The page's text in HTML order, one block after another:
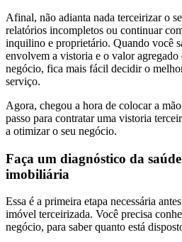
Afinal, não adianta nada terceirizar o
relatórios incompletos ou continuar
inquilino e proprietário. Quando você
envolvem a vistoria e o valor agregado
negócio, fica mais fácil decidir o
serviço.
Agora, chegou a hora de colocar a
passo para contratar uma vistoria
a otimizar o seu negócio.
Faça um diagnóstico da
imobiliária
Essa é a primeira etapa necessária
imóvel terceirizada. Você precisa
negócio, para saber quanto está